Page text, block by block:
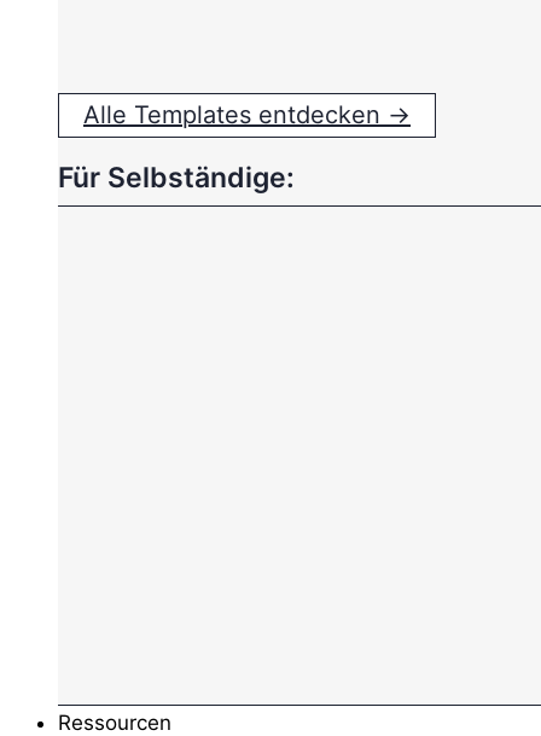
Alle Templates entdecken →
Für Selbständige:
Ressourcen